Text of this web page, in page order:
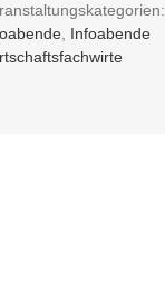
, Infoabende